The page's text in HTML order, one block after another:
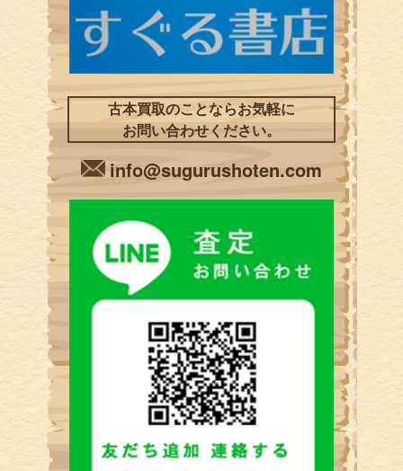
古本買取のことならお気軽に
お問い合わせください。
info@sugurushoten.com